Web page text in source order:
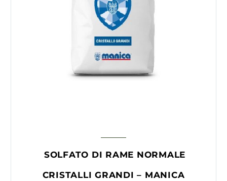
SOLFATO DI RAME NORMALE
CRISTALLI GRANDI – MANICA